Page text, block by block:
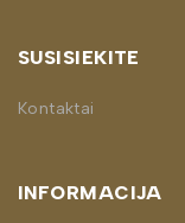
SUSISIEKITE
Kontaktai
INFORMACIJA